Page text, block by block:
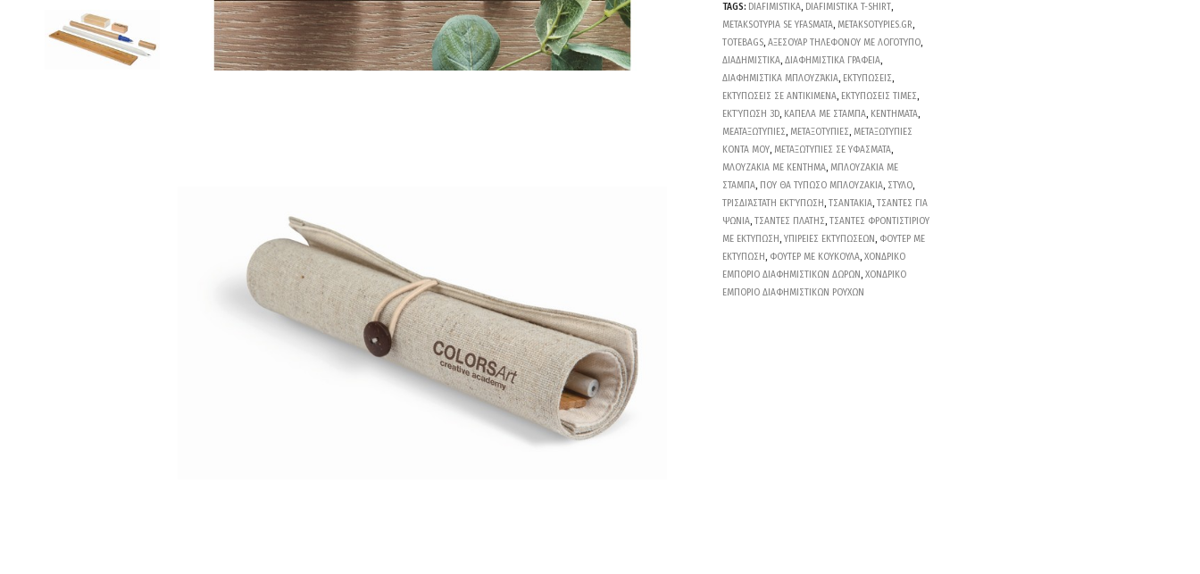
TAGS: DIAFIMISTIKA, DIAFIMISTIKA T-SHIRT,
METAKSOTYPIA SE YFASMATA, METAKSOTYPIES.GR,
TOTEBAGS, ΑΞΕΣΟΥΑΡ ΤΗΛΕΦΟΝΟΥ ΜΕ ΛΟΓΟΤΥΠΟ,
ΔΙΑΔΗΜΙΣΤΙΚΑ, ΔΙΑΦΗΜΙΣΤΙΚΑ ΓΡΑΦΕΙΑ,
ΔΙΑΦΗΜΙΣΤΙΚΑ ΜΠΛΟΥΖΆΚΙΑ, ΕΚΤΥΠΩΣΕΙΣ,
ΕΚΤΥΠΩΣΕΙΣ ΣΕ ΑΝΤΙΚΙΜΕΝΑ, ΕΚΤΥΠΩΣΕΙΣ ΤΙΜΕΣ,
ΕΚΤΎΠΩΣΗ 3D, ΚΑΠΕΛΑ ΜΕ ΣΤΑΜΠΑ, ΚΕΝΤΗΜΑΤΑ,
ΜΕΑΤΑΞΩΤΥΠΙΕΣ, ΜΕΤΑΞΟΤΥΠΙΕΣ, ΜΕΤΑΞΩΤΥΠΙΕΣ
ΚΟΝΤΑ ΜΟΥ, ΜΕΤΑΞΩΤΥΠΙΕΣ ΣΕ ΥΦΑΣΜΑΤΑ,
ΜΛΟΥΖΑΚΙΑ ΜΕ ΚΕΝΤΗΜΑ, ΜΠΛΟΥΖΑΚΙΑ ΜΕ
ΣΤΑΜΠΑ, ΠΟΥ ΘΑ ΤΥΠΩΣΟ ΜΠΛΟΥΖΑΚΙΑ, ΣΤΥΛΟ,
ΤΡΙΣΔΙΆΣΤΑΤΗ ΕΚΤΎΠΩΣΗ, ΤΣΑΝΤΑΚΙΑ, ΤΣΑΝΤΕΣ ΓΙΑ
ΨΩΝΙΑ, ΤΣΑΝΤΕΣ ΠΛΑΤΗΣ, ΤΣΑΝΤΕΣ ΦΡΟΝΤΙΣΤΙΡΙΟΥ
ΜΕ ΕΚΤΥΠΩΣΗ, ΥΠΙΡΕΙΕΣ ΕΚΤΥΠΩΣΕΩΝ, ΦΟΥΤΕΡ ΜΕ
ΕΚΤΥΠΩΣΗ, ΦΟΥΤΕΡ ΜΕ ΚΟΥΚΟΥΛΑ, ΧΟΝΔΡΙΚΟ
ΕΜΠΟΡΙΟ ΔΙΑΦΗΜΙΣΤΙΚΩΝ ΔΩΡΩΝ, ΧΟΝΔΡΙΚΟ
ΕΜΠΟΡΙΟ ΔΙΑΦΗΜΙΣΤΙΚΩΝ ΡΟΥΧΩΝ